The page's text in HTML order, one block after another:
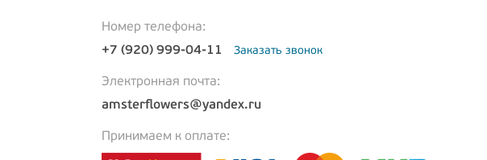
Номер телефона:
+7 (920) 999-04-11
Заказать звонок
Электронная почта:
amsterflowers@yandex.ru
Принимаем к оплате: